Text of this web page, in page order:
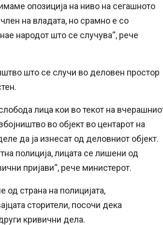
опозиција на ниво на сегашното
на владата, но срамно е со
народот што се случува“, рече
што се случи во деловен простор
лица кои во текот на
во објект во центарот на
да ја изнесат од деловниот објект.
полиција, лицата се лишени од
пријави“, рече министерот.
од страна на полицијата,
сторители, посочи дека
кривични дела.